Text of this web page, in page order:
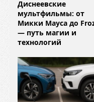
Диснеевские
мультфильмы: от
Микки Мауса до
— путь магии и
технологий